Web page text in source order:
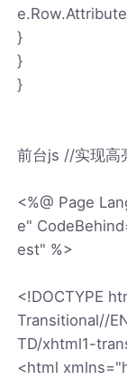
}
}
}
前台js //实现高
<%@ Page
e"
est" %>
<!DOCTYPE
Transitional//
TD/xhtml1-
<html